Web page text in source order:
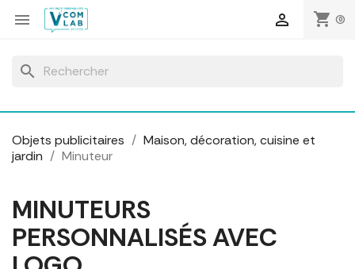
 shopping_cart (0)

search
Objets publicitaires
Maison, décoration, cuisine et
jardin
Minuteur
MINUTEURS
PERSONNALISÉS AVEC
Panneau de gestion des cookies